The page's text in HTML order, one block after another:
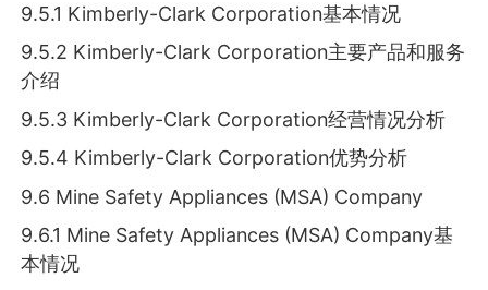
9.5.1 Kimberly-Clark Corporation基本情况
9.5.2 Kimberly-Clark Corporation主要产品和服务
介绍
9.5.3 Kimberly-Clark Corporation经营情况分析
9.5.4 Kimberly-Clark Corporation优势分析
9.6 Mine Safety Appliances (MSA) Company
9.6.1 Mine Safety Appliances (MSA) Company基
本情况